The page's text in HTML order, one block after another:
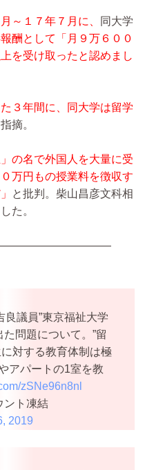
～１７年７月に、
同大学
酬として「月９万６００
を受け取ったと認めまし
３年間に、同大学は留学
摘。
の名で外国人を大量に受
万円もの授業料を徴収す
と批判。柴山昌彦文科相
た。
議員”東京福祉大学
問題について。”留
対する教育体制は極
アパートの1室を教
zSNe96n8nl
ント凍結
2019